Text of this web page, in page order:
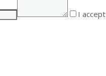
I accept